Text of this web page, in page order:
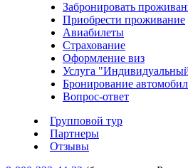
Забронировать
Приобрести проживание
Авиабилеты
Страхование
Оформление виз
Услуга
Бронирование
Вопрос-ответ
Групповой тур
Партнеры
Отзывы